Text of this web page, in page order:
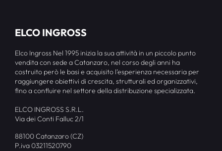
ELCO INGROSS
Elco Ingross Nel 1995 inizia la sua attività in un piccolo punto
vendita con sede a Catanzaro, nel corso degli anni ha
costruito però le basi e acquisito l’esperienza necessaria per
raggiungere obiettivi di crescita, strutturali ed organizzativi,
fino a confluire nel settore della distribuzione specializzata.
ELCO INGROSS S.R.L.
Via dei Conti Falluc 2/1
88100 Catanzaro (CZ)
P.iva 03211520790